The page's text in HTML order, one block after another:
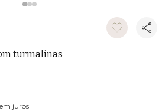
turmalinas
juros